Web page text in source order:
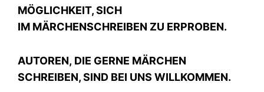
MÖGLICHKEIT, SICH
IM MÄRCHENSCHREIBEN ZU ERPROBEN.
AUTOREN, DIE GERNE MÄRCHEN
SCHREIBEN, SIND BEI UNS WILLKOMMEN.